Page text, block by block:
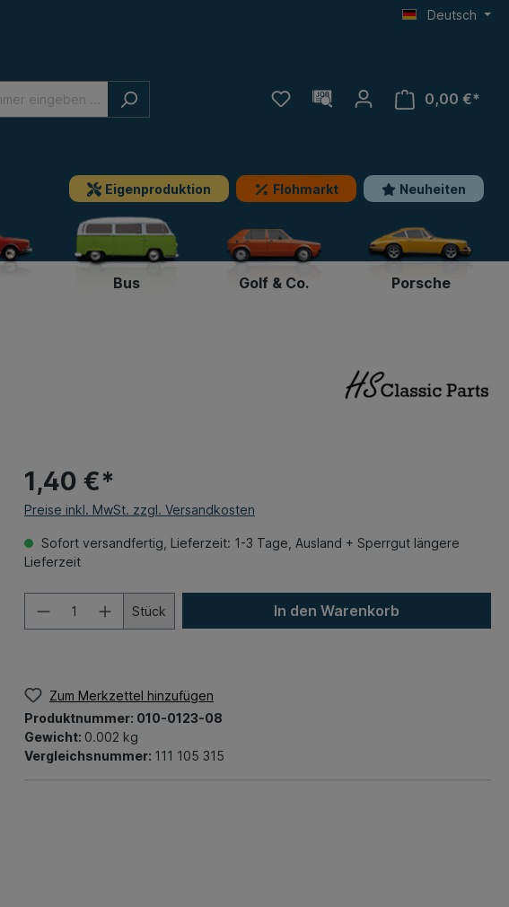
Deutsch
0,00 €*
Eigenproduktion Flohmarkt Neuheiten
Bus Golf & Co. Porsche
1,40 €*
Preise inkl. MwSt. zzgl. Versandkosten
Sofort versandfertig, Lieferzeit: 1-3 Tage, Ausland + Sperrgut längere
Lieferzeit
Stück In den Warenkorb
Zum Merkzettel hinzufügen
Produktnummer: 010-0123-08
Gewicht: 0.002 kg
Vergleichsnummer: 111 105 315